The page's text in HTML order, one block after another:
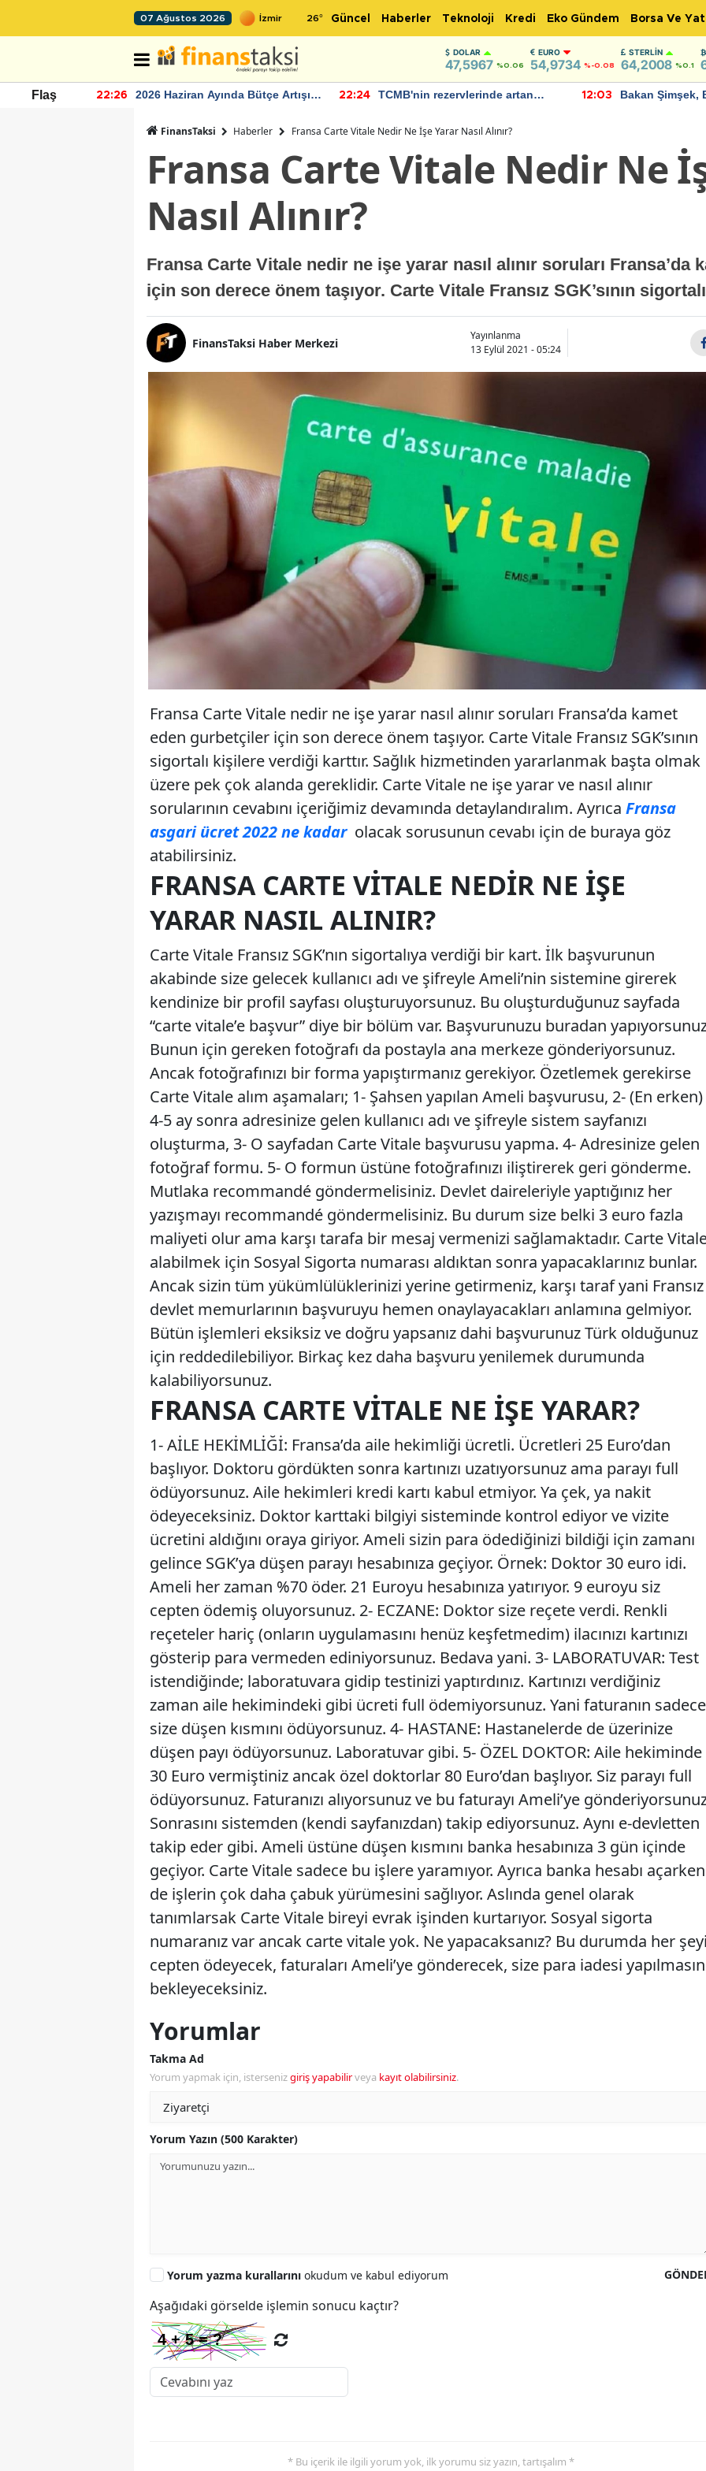
07 Ağustos 2026 26° Güncel Haberler Teknoloji Kredi Eko Gündem Borsa Ve
DOLAR
47,5967 %0.06
EURO
54,9734 %-0.08
STERLIN
64,2008 %0.1
Flaş 22:26
2026 Haziran Ayında Bütçe Artışı
22:24
TCMB'nin rezervlerinde artan
12:03
Bakan Şimşek,
FinansTaksi Haberler Fransa Carte Vitale Nedir Ne İşe Yarar Nasıl Alınır?
Fransa Carte Vitale Nedir Ne
Nasıl Alınır?
Fransa Carte Vitale nedir ne işe yarar nasıl alınır soruları Fransa’da
için son derece önem taşıyor. Carte Vitale Fransız SGK’sının sigortalı
FinansTaksi Haber Merkezi
Yayınlanma
13 Eylül 2021 - 05:24
Fransa Carte Vitale nedir ne işe yarar nasıl alınır soruları Fransa’da kamet
eden gurbetçiler için son derece önem taşıyor. Carte Vitale Fransız SGK’sının
sigortalı kişilere verdiği karttır. Sağlık hizmetinden yararlanmak başta olmak
üzere pek çok alanda gereklidir. Carte Vitale ne işe yarar ve nasıl alınır
sorularının cevabını içeriğimiz devamında detaylandıralım. Ayrıca Fransa
asgari ücret 2022 ne kadar olacak sorusunun cevabı için de buraya göz
atabilirsiniz.
FRANSA CARTE VITALE NEDIR NE İŞE
YARAR NASIL ALINIR?
Carte Vitale Fransız SGK’nın sigortalıya verdiği bir kart. İlk başvurunun
akabinde size gelecek kullanıcı adı ve şifreyle Ameli’nin sistemine girerek
kendinize bir profil sayfası oluşturuyorsunuz. Bu oluşturduğunuz sayfada
“carte vitale’e başvur” diye bir bölüm var. Başvurunuzu buradan
Bunun için gereken fotoğrafı da postayla ana merkeze gönderiyorsunuz.
Ancak fotoğrafınızı bir forma yapıştırmanız gerekiyor. Özetlemek gerekirse
Carte Vitale alım aşamaları; 1- Şahsen yapılan Ameli başvurusu, 2- (En erken)
4-5 ay sonra adresinize gelen kullanıcı adı ve şifreyle sistem sayfanızı
oluşturma, 3- O sayfadan Carte Vitale başvurusu yapma. 4- Adresinize gelen
fotoğraf formu. 5- O formun üstüne fotoğrafınızı iliştirerek geri gönderme.
Mutlaka recommandé göndermelisiniz. Devlet daireleriyle yaptığınız her
yazışmayı recommandé göndermelisiniz. Bu durum size belki 3 euro fazla
maliyeti olur ama karşı tarafa bir mesaj vermenizi sağlamaktadır. Carte
alabilmek için Sosyal Sigorta numarası aldıktan sonra yapacaklarınız bunlar.
Ancak sizin tüm yükümlülüklerinizi yerine getirmeniz, karşı taraf yani Fransız
devlet memurlarının başvuruyu hemen onaylayacakları anlamına gelmiyor.
Bütün işlemleri eksiksiz ve doğru yapsanız dahi başvurunuz Türk olduğunuz
için reddedilebiliyor. Birkaç kez daha başvuru yenilemek durumunda
kalabiliyorsunuz.
FRANSA CARTE VITALE NE İŞE YARAR?
1- AİLE HEKİMLİĞİ: Fransa’da aile hekimliği ücretli. Ücretleri 25 Euro’dan
başlıyor. Doktoru gördükten sonra kartınızı uzatıyorsunuz ama parayı full
ödüyorsunuz. Aile hekimleri kredi kartı kabul etmiyor. Ya çek, ya nakit
ödeyeceksiniz. Doktor karttaki bilgiyi sisteminde kontrol ediyor ve vizite
ücretini aldığını oraya giriyor. Ameli sizin para ödediğinizi bildiği için zamanı
gelince SGK’ya düşen parayı hesabınıza geçiyor. Örnek: Doktor 30 euro idi.
Ameli her zaman %70 öder. 21 Euroyu hesabınıza yatırıyor. 9 euroyu siz
cepten ödemiş oluyorsunuz. 2- ECZANE: Doktor size reçete verdi. Renkli
reçeteler hariç (onların uygulamasını henüz keşfetmedim) ilacınızı kartınızı
gösterip para vermeden ediniyorsunuz. Bedava yani. 3- LABORATUVAR: Test
istendiğinde; laboratuvara gidip testinizi yaptırdınız. Kartınızı verdiğiniz
zaman aile hekimindeki gibi ücreti full ödemiyorsunuz. Yani faturanın sadece
size düşen kısmını ödüyorsunuz. 4- HASTANE: Hastanelerde de üzerinize
düşen payı ödüyorsunuz. Laboratuvar gibi. 5- ÖZEL DOKTOR: Aile hekiminde
30 Euro vermiştiniz ancak özel doktorlar 80 Euro’dan başlıyor. Siz parayı full
ödüyorsunuz. Faturanızı alıyorsunuz ve bu faturayı Ameli’ye
Sonrasını sistemden (kendi sayfanızdan) takip ediyorsunuz. Aynı e-devletten
takip eder gibi. Ameli üstüne düşen kısmını banka hesabınıza 3 gün içinde
geçiyor. Carte Vitale sadece bu işlere yaramıyor. Ayrıca banka hesabı açarken
de işlerin çok daha çabuk yürümesini sağlıyor. Aslında genel olarak
tanımlarsak Carte Vitale bireyi evrak işinden kurtarıyor. Sosyal sigorta
numaranız var ancak carte vitale yok. Ne yapacaksanız? Bu durumda her
cepten ödeyecek, faturaları Ameli’ye gönderecek, size para iadesi
bekleyeceksiniz.
Yorumlar
Takma Ad
Yorum yapmak için, istersenizgiriş yapabilirveya kayıt olabilirsiniz.
Yorum Yazın (500 Karakter)
Yorum yazma kurallarını okudum ve kabul ediyorum
Aşağıdaki görselde işlemin sonucu kaçtır?
* Bu içerik ile ilgili yorum yok, ilk yorumu siz yazın, tartışalım *